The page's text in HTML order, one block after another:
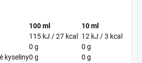
100 ml
10 ml
115 kJ / 27 kcal
12 kJ / 3 kcal
0 g
0 g
kyseliny0 g
0 g